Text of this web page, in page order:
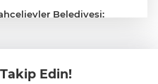
Belediyesi:
yaralanma
Edin!